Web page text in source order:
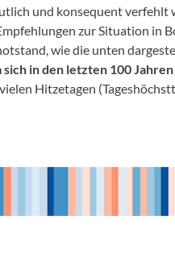
und konsequent verfehlt
zur Situation in
wie die unten
sich in den letzten 100
Hitzetagen